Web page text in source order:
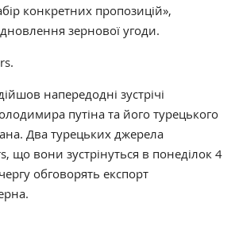
конкретних пропозицій»,
зернової угоди.
напередодні зустрічі
путіна та його турецького
Два турецьких джерела
що вони зустрінуться в понеділок 4
обговорять експорт